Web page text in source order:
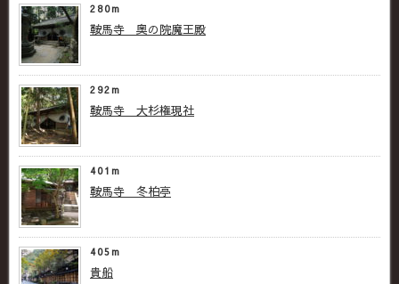
280m
鞍馬寺 奥の院魔王殿
292m
鞍馬寺 大杉権現社
401m
鞍馬寺 冬柏亭
405m
貴船